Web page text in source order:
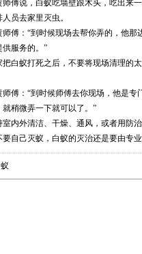
傅说，白蚁吃墙壁跟木头，吃出来
员去家里灭虫。
傅：“到时候现场去帮你弄的，他
服务的。”
白蚁打死之后，不要将现场清理的
傅：“到时候师傅去你现场，他是
稍微弄一下就可以了。”
内外清洁、干燥、通风，或者用防
自己灭蚁，白蚁的灭治还是要由专